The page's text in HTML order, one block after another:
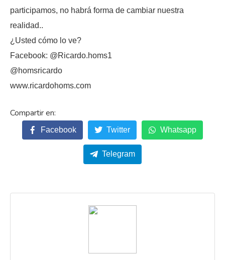
participamos, no habrá forma de cambiar nuestra
realidad..
¿Usted cómo lo ve?
Facebook: @Ricardo.homs1
@homsricardo
www.ricardohoms.com
Facebook Twitter Whatsapp
Telegram